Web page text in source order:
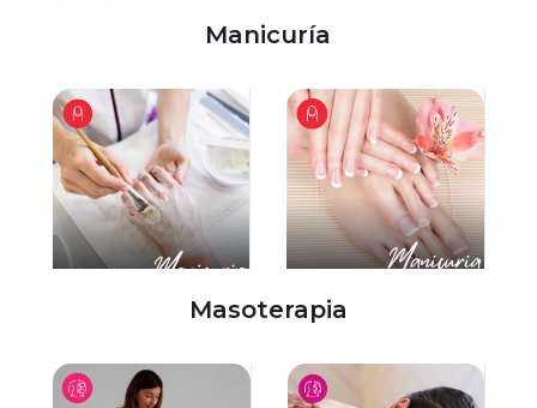
Manicuría
Masoterapia